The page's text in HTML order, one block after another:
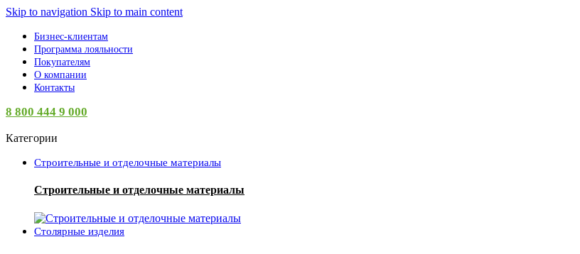
Skip to navigation Skip to main content
Бизнес-клиентам
Программа лояльности
Покупателям
О компании
Контакты
8 800 444 9 000
Категории
Строительные и отделочные материалы
Строительные и отделочные материалы
Столярные изделия